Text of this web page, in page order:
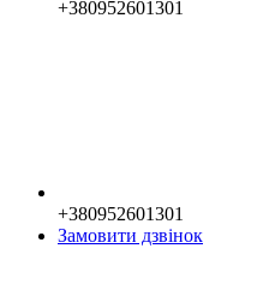
+380952601301
+380952601301
Замовити дзвінок